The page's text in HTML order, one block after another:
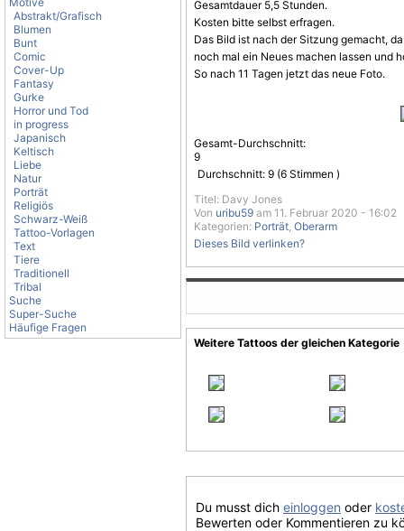
Abstrakt/Grafisch
Blumen
Bunt
Comic
Cover-Up
Fantasy
Gurke
Horror und Tod
in progress
Japanisch
Keltisch
Liebe
Natur
Porträt
Religiös
Schwarz-Weiß
Tattoo-Vorlagen
Text
Tiere
Traditionell
Tribal
Suche
Super-Suche
Häufige Fragen
Gesamtdauer 5,5 Stunden.
Kosten bitte selbst erfragen.
Das Bild ist nach der Sitzung gemacht,
noch mal ein Neues machen lassen und
So nach 11 Tagen jetzt das neue Foto.
Gesamt-Durchschnitt:
9
Durchschnitt: 9 (6 Stimmen )
Titel: Davy Jones
Von uribu59 am 11. Februar 2020 - 16:02
Kategorien: Porträt, Oberarm
Dieses Bild verlinken?
Weitere Tattoos der gleichen Kategorie
Du musst dich einloggen oder
Bewerten oder Kommentieren zu